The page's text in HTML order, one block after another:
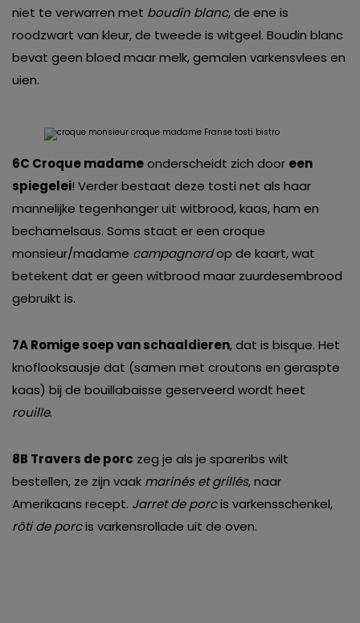
niet te verwarren met boudin blanc, de ene is
roodzwart van kleur, de tweede is witgeel. Boudin blanc
bevat geen bloed maar melk, gemalen varkensvlees en
uien.
6C Croque madameonderscheidt zich door een
spiegelei! Verder bestaat deze tosti net als haar
mannelijke tegenhanger uit witbrood, kaas, ham en
bechamelsaus. Soms staat er een croque
monsieur/madame campagnardop de kaart, wat
betekent dat er geen witbrood maar zuurdesembrood
gebruikt is.
7A Romige soep van schaaldieren, dat is bisque. Het
knoflooksausje dat (samen met croutons en geraspte
kaas) bij de bouillabaisse geserveerd wordt heet
rouille.
8B Travers de porc zeg je als je spareribs wilt
bestellen, ze zijn vaak marinés et grillés, naar
Amerikaans recept. Jarret de porcis varkensschenkel,
rôti de porcis varkensrollade uit de oven.